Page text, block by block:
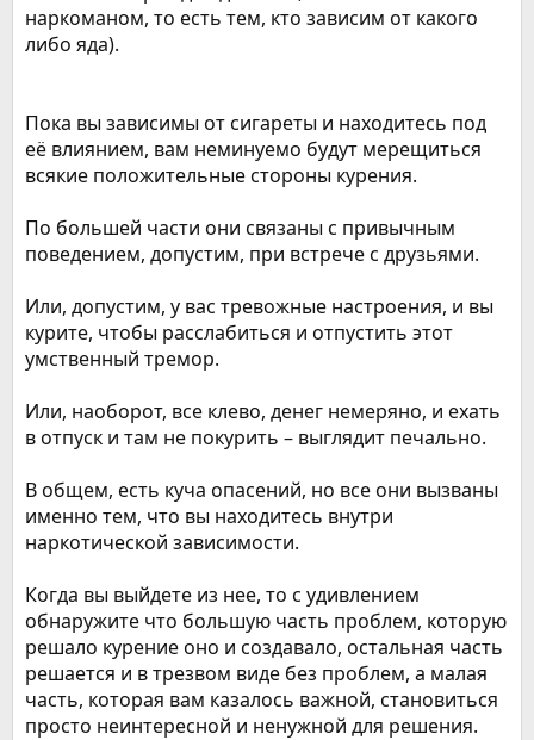
наркоманом, то есть тем, кто зависим от какого
либо яда).
Пока вы зависимы от сигареты и находитесь под
её влиянием, вам неминуемо будут мерещиться
всякие положительные стороны курения.
По большей части они связаны с привычным
поведением, допустим, при встрече с друзьями.
Или, допустим, у вас тревожные настроения, и вы
курите, чтобы расслабиться и отпустить этот
умственный тремор.
Или, наоборот, все клево, денег немеряно, и ехать
в отпуск и там не покурить – выглядит печально.
В общем, есть куча опасений, но все они вызваны
именно тем, что вы находитесь внутри
наркотической зависимости.
Когда вы выйдете из нее, то с удивлением
обнаружите что большую часть проблем, которую
решало курение оно и создавало, остальная часть
решается и в трезвом виде без проблем, а малая
часть, которая вам казалось важной, становиться
просто неинтересной и ненужной для решения.